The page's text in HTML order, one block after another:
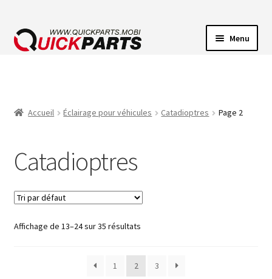
Menu
AVERTISSEUR SONORE
Accueil Éclairage pour véhicules Catadioptres Page 2
Catadioptres
Affichage de 13–24 sur 35 résultats
1 2 3